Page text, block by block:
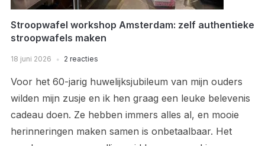
Stroopwafel workshop Amsterdam: zelf authentieke
stroopwafels maken
18 juni 2026 2 reacties
Voor het 60-jarig huwelijksjubileum van mijn ouders
wilden mijn zusje en ik hen graag een leuke belevenis
cadeau doen. Ze hebben immers alles al, en mooie
herinneringen maken samen is onbetaalbaar. Het